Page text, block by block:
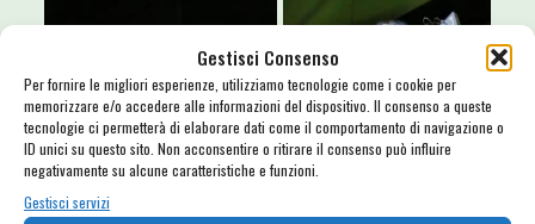
Gestisci Consenso
Per fornire le migliori esperienze, utilizziamo tecnologie come i cookie per
memorizzare e/o accedere alle informazioni del dispositivo. Il consenso a queste
tecnologie ci permetterà di elaborare dati come il comportamento di navigazione o
ID unici su questo sito. Non acconsentire o ritirare il consenso può influire
negativamente su alcune caratteristiche e funzioni.
Gestisci servizi